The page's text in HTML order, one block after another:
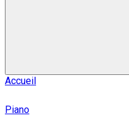
Accueil
Piano